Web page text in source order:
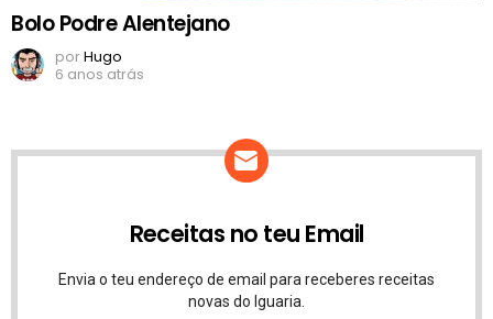
Bolo Podre Alentejano
porHugo
6 anos atrás
Receitas no teu Email
Envia o teu endereço de email para receberes receitas
novas do Iguaria.